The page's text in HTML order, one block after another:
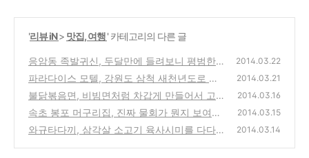
'리뷰 iN> 맛집, 여행' 카테고리의 다른 글
응암동 족발귀신, 두달만에 들려보니 평범한
맛으로 바뀌어서 실망을 느낀 방문기
(4)
2014.03.22
파라다이스 모텔, 강원도 삼척 새천년도로 앞
동해바다 전망의 숙소 방문기
(4)
2014.03.21
불닭볶음면, 비빔면처럼 차갑게 만들어서 고기
등에 싸서 먹어보는 방법 도전기
(1)
2014.03.16
속초 봉포 머구리집, 진짜 물회가 뭔지 보여주
는 성게 모듬물회 맛집 방문기
(2)
2014.03.15
와규타다끼, 삼각살 소고기 육사시미를 다다끼
2014.03.14